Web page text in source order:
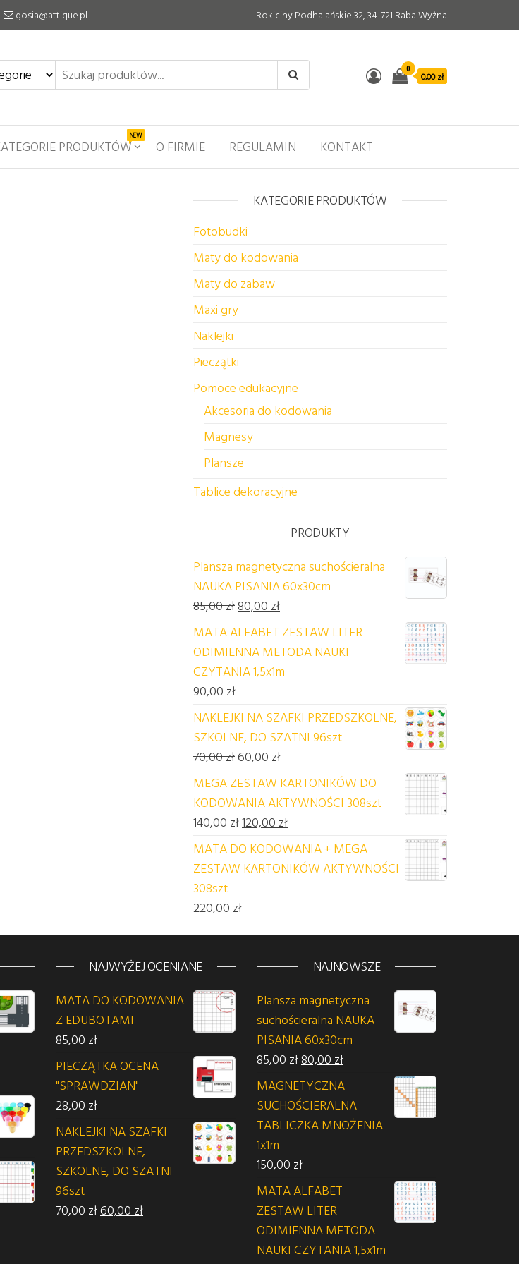
gosia@attique.pl Rokiciny Podhalańskie 32, 34-721 Raba Wyżna
0
0,00 zł
PRODUKTÓW
NEW
O FIRMIE REGULAMIN KONTAKT
KATEGORIE PRODUKTÓW
Fotobudki
Maty do kodowania
Maty do zabaw
Maxi gry
Naklejki
Pieczątki
Pomoce edukacyjne
Akcesoria do kodowania
Magnesy
Plansze
Tablice dekoracyjne
PRODUKTY
Plansza magnetyczna suchościeralna
NAUKA PISANIA 60x30cm
85,00złPierwotna cena wynosiła: 85,00 zł.
80,00 złAktualna cena wynosi: 80,00 zł.
MATA ALFABET ZESTAW LITER
ODIMIENNA METODA NAUKI
CZYTANIA 1,5x1m
90,00 zł
NAKLEJKI NA SZAFKI PRZEDSZKOLNE,
SZKOLNE, DO SZATNI 96szt
70,00złPierwotna cena wynosiła: 70,00 zł.
60,00 złAktualna cena wynosi: 60,00 zł.
MEGA ZESTAW KARTONIKÓW DO
KODOWANIA AKTYWNOŚCI 308szt
140,00złPierwotna cena wynosiła: 140,00 zł.
120,00 złAktualna cena wynosi: 120,00 zł.
MATA DO KODOWANIA + MEGA
ZESTAW KARTONIKÓW AKTYWNOŚCI
308szt
220,00 zł
230,00 zł.
wynosi: 210,00 zł.
75,00 zł.
wynosi: 70,00 zł.
55,00 zł.
wynosi: 50,00 zł.
NAJWYŻEJ OCENIANE
MATA DO KODOWANIA
Z EDUBOTAMI
85,00 zł
PIECZĄTKA OCENA
"SPRAWDZIAN"
28,00 zł
NAKLEJKI NA SZAFKI
PRZEDSZKOLNE,
SZKOLNE, DO SZATNI
96szt
70,00złPierwotna cena wynosiła: 70,00 zł.
60,00 złAktualna cena wynosi: 60,00 zł.
NAJNOWSZE
Plansza magnetyczna
suchościeralna NAUKA
PISANIA 60x30cm
85,00złPierwotna cena wynosiła: 85,00 zł.
80,00 złAktualna cena wynosi: 80,00 zł.
MAGNETYCZNA
SUCHOŚCIERALNA
TABLICZKA MNOŻENIA
1x1m
150,00 zł
MATA ALFABET
ZESTAW LITER
ODIMIENNA METODA
NAUKI CZYTANIA 1,5x1m